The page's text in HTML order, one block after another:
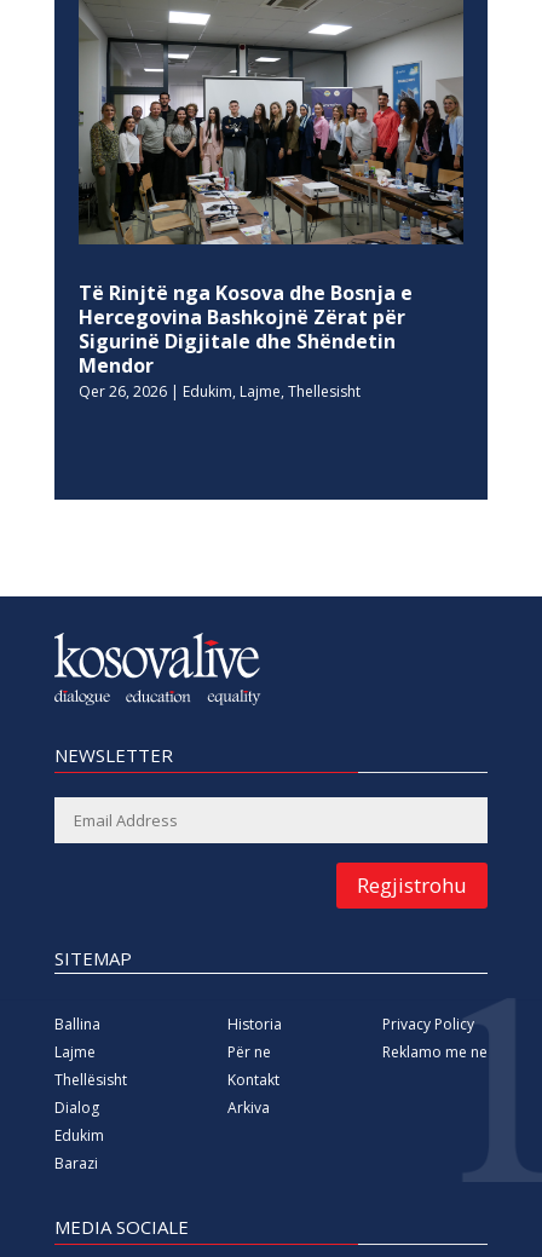
Të Rinjtë nga Kosova dhe Bosnja e
Hercegovina Bashkojnë Zërat për
Sigurinë Digjitale dhe Shëndetin
Mendor
Qer 26, 2026| Edukim, Lajme, Thellesisht
NEWSLETTER
Regjistrohu
SITEMAP
Ballina
Lajme
Thellësisht
Dialog
Edukim
Barazi
Historia
Për ne
Kontakt
Arkiva
Privacy Policy
Reklamo me ne
MEDIA SOCIALE